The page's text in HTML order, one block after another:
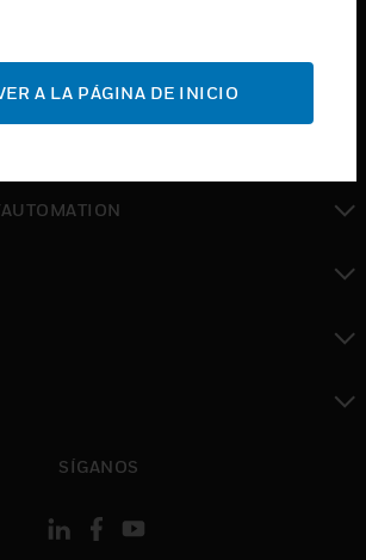
SÍGANOS
A LA PÁGINA DE INICIO